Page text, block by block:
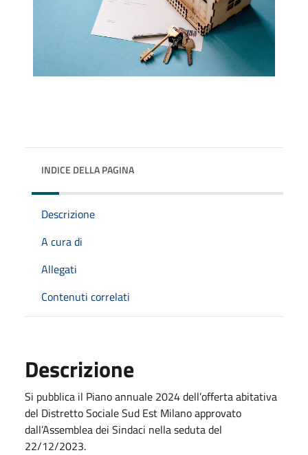
INDICE DELLA PAGINA
Descrizione
A cura di
Allegati
Contenuti correlati
Descrizione
Si pubblica il Piano annuale 2024 dell’offerta abitativa
del Distretto Sociale Sud Est Milano approvato
dall’Assemblea dei Sindaci nella seduta del
22/12/2023.